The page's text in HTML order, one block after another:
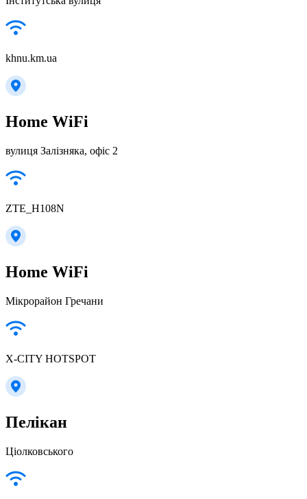
khnu.km.ua
Home WiFi
вулиця Залізняка, офіс 2
ZTE_H108N
Home WiFi
Мікрорайон Гречани
X-CITY HOTSPOT
Пелікан
Ціолковського